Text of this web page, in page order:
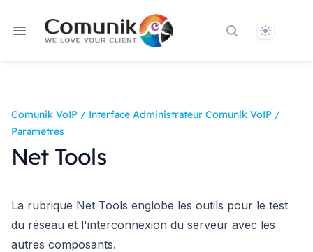
Rechercher
Theme
Comunik VoIP / Interface Administrateur Comunik VoIP /
Paramètres
Net Tools
La rubrique Net Tools englobe les outils pour le test
du réseau et l'interconnexion du serveur avec les
autres composants.